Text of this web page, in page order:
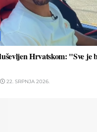
Hrvatskom: "Sve je
22. SRPNJA 2026.